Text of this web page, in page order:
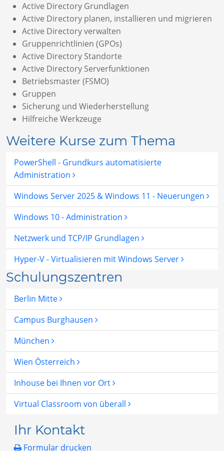
Active Directory Grundlagen
Active Directory planen, installieren und migrieren
Active Directory verwalten
Gruppenrichtlinien (GPOs)
Active Directory Standorte
Active Directory Serverfunktionen
Betriebsmaster (FSMO)
Gruppen
Sicherung und Wiederherstellung
Hilfreiche Werkzeuge
Weitere Kurse zum Thema
PowerShell - Grundkurs automatisierte
Administration
Windows Server 2025 & Windows 11 - Neuerungen
Windows 10 - Administration
Netzwerk und TCP/IP Grundlagen
Hyper-V - Virtualisieren mit Windows Server
Schulungszentren
Berlin Mitte
Campus Burghausen
München
Wien Österreich
Inhouse bei Ihnen vor Ort
Virtual Classroom von überall
Ihr Kontakt
Formular drucken